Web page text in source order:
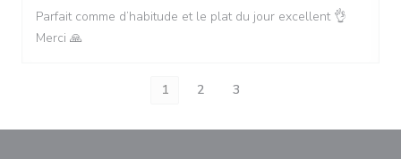
Parfait comme d’habitude et le plat du jour excellent 👌
Merci 🙏
1 2 3